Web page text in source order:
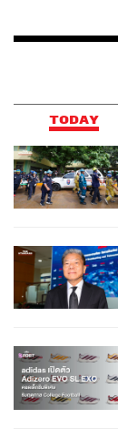
TODAY